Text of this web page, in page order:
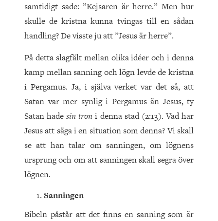
samtidigt sade: ”Kejsaren är herre.” Men hur
skulle de kristna kunna tvingas till en sådan
handling? De visste ju att ”Jesus är herre”.
På detta slagfält mellan olika idéer och i denna
kamp mellan sanning och lögn levde de kristna
i Pergamus. Ja, i själva verket var det så, att
Satan var mer synlig i Pergamus än Jesus, ty
Satan hadesin troni denna stad (2:13). Vad har
Jesus att säga i en situation som denna? Vi skall
se att han talar om sanningen, om lögnens
ursprung och om att sanningen skall segra över
lögnen.
Sanningen
Bibeln påstår att det finns en sanning som är